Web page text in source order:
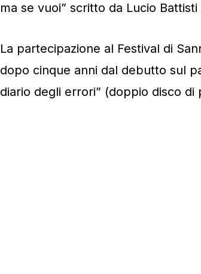
ma se vuoi” scritto da Lucio
La partecipazione al Festival di
dopo cinque anni dal debutto sul
diario degli errori” (doppio disco di